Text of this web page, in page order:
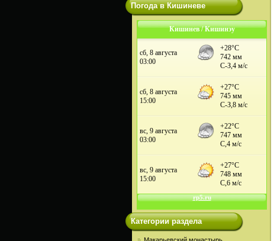
Погода в Кишиневе
Кишинев / Кишинэу
Категории раздела